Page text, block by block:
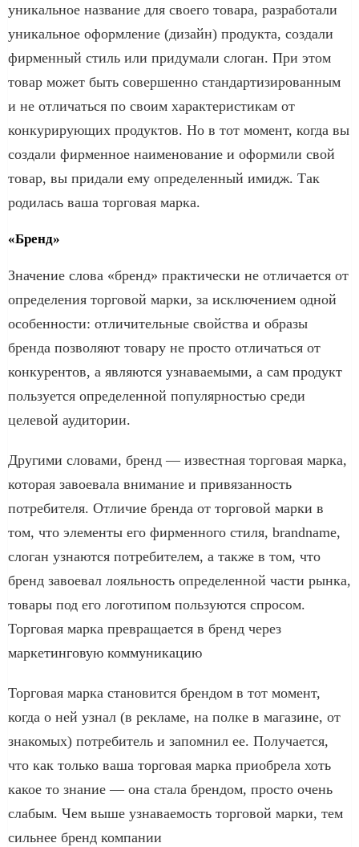
уникальное название для своего товара, разработали
уникальное оформление (дизайн) продукта, создали
фирменный стиль или придумали слоган. При этом
товар может быть совершенно стандартизированным
и не отличаться по своим характеристикам от
конкурирующих продуктов. Но в тот момент, когда вы
создали фирменное наименование и оформили свой
товар, вы придали ему определенный имидж. Так
родилась ваша торговая марка.
«Бренд»
Значение слова «бренд» практически не отличается от
определения торговой марки, за исключением одной
особенности: отличительные свойства и образы
бренда позволяют товару не просто отличаться от
конкурентов, а являются узнаваемыми, а сам продукт
пользуется определенной популярностью среди
целевой аудитории.
Другими словами, бренд — известная торговая марка,
которая завоевала внимание и привязанность
потребителя. Отличие бренда от торговой марки в
том, что элементы его фирменного стиля, brandname,
слоган узнаются потребителем, а также в том, что
бренд завоевал лояльность определенной части рынка,
товары под его логотипом пользуются спросом.
Торговая марка превращается в бренд через
маркетинговую коммуникацию
Торговая марка становится брендом в тот момент,
когда о ней узнал (в рекламе, на полке в магазине, от
знакомых) потребитель и запомнил ее. Получается,
что как только ваша торговая марка приобрела хоть
какое то знание — она стала брендом, просто очень
слабым. Чем выше узнаваемость торговой марки, тем
сильнее бренд компании